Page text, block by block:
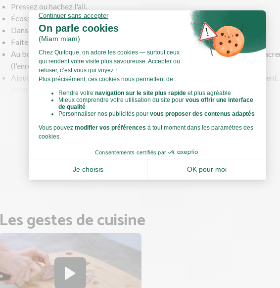
Pressez ou hachez l'ail.
Écossez les petits pois.
Dans une sauteuse, faites chauffer un filet d'huile d'olive à feu moyen.
Faites revenir l'échalote et l'ail 2 min.
Au bout des 2 min, ajoutez le boulgour et faites-le revenir 1 à 2 min pour le
(l'enrober d'huile).
Ajoutez les petits pois, l'eau et le bouillon de légumes émietté. Salez légèrement,
Portez à frémissement, couvrez puis laissez cuire 10 à 12 min à feu doux, sans
remuer, jusqu’à absorption du liquide.
Astuce : si le boulgour est encore ferme, ajoutez 2 à 3 càs d’eau, couvrez et
poursuivez la cuisson 2 à 3 min. Si le résultat est trop aqueux, prolongez la cuisson
découvert 1 à 2 min afin de faire évaporer l’excédent d’eau.
Goûtez et rectifiez l'assaisonnement si nécessaire.
Pendant la cuisson du boulgour, faites cuire le poisson.
Voir toute la recette
Les gestes de cuisine